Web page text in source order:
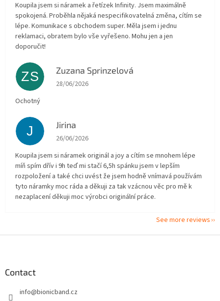
Koupila jsem si náramek a řetízek Infinity. Jsem maximálně
spokojená. Proběhla nějaká nespecifikovatelná změna, cítím se
lépe. Komunikace s obchodem super. Měla jsem i jednu
reklamaci, obratem bylo vše vyřešeno. Mohu jen a jen
doporučit!
ZS Zuzana Sprinzelová
The store rating is 5 out of 5 stars.
28/06/2026
Ochotný
J Jirina
The store rating is 5 out of 5 stars.
26/06/2026
Koupila jsem si náramek originál a joy a cítím se mnohem lépe
míň spím dřív i 9h teď mi stačí 6,5h spánku jsem v lepším
rozpoložení a také chci uvést že jsem hodně vnímavá používám
tyto náramky moc ráda a děkuji za tak vzácnou věc pro mě k
nezaplacení děkuji moc výrobci originální práce.
See more reviews
Contact
info@bionicband.cz